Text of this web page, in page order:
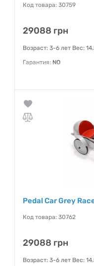
Код товара: 30759
29088 грн
Возраст: 3-6 лет Вес:
Гарантия: NO
Pedal Car Grey
Код товара: 30762
29088 грн
Возраст: 3-6 лет Вес: